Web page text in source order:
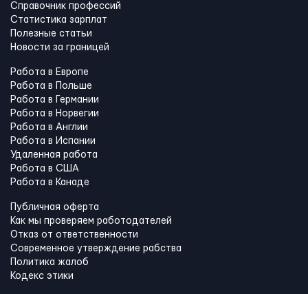
Справочник профессий
Статистика зарплат
Полезные статьи
Новости за границей
Работа в Европе
Работа в Польше
Работа в Германии
Работа в Норвегии
Работа в Англии
Работа в Испании
Удаленная работа
Работа в США
Работа в Канадe
Публичная оферта
Как мы проверяем работодателей
Отказ от ответственности
Современное утверждение рабства
Политика жалоб
Кодекс этики